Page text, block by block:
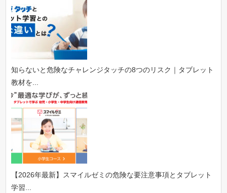
知らないと危険なチャレンジタッチの8つのリスク｜タブレット
教材を...
【2026年最新】スマイルゼミの危険な要注意事項とタブレット
学習...